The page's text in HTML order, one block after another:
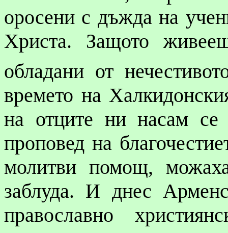
оросени с дъжда на
Христа. Защото
обладани от
времето на
на отците ни насам се
проповед на
молитви помощ,
заблуда. И днес
православно